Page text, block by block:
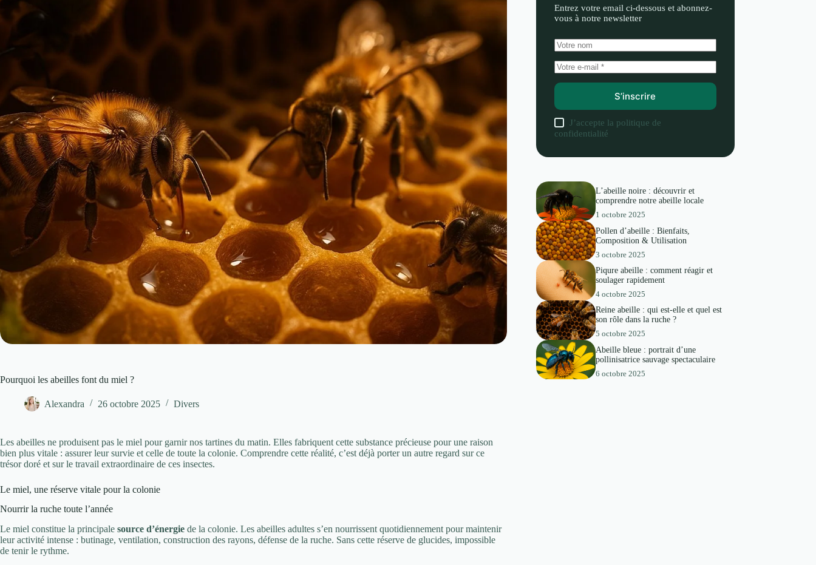
Pourquoi les abeilles font du miel ?
Alexandra 26 octobre 2025 Divers
Les abeilles ne produisent pas le miel pour garnir nos tartines du matin. Elles fabriquent cette substance précieuse pour une raison
bien plus vitale : assurer leur survie et celle de toute la colonie. Comprendre cette réalité, c’est déjà porter un autre regard sur ce
trésor doré et sur le travail extraordinaire de ces insectes.
Le miel, une réserve vitale pour la colonie
Nourrir la ruche toute l’année
Le miel constitue la principale source d’énergie de la colonie. Les abeilles adultes s’en nourrissent quotidiennement pour maintenir
leur activité intense : butinage, ventilation, construction des rayons, défense de la ruche. Sans cette réserve de glucides, impossible
de tenir le rythme.
Entrez votre email ci-dessous et abonnez-
vous à notre newsletter
S’inscrire
J’accepte la politique de
confidentialité
L’abeille noire : découvrir et
comprendre notre abeille locale
1 octobre 2025
Pollen d’abeille : Bienfaits,
Composition & Utilisation
3 octobre 2025
Piqure abeille : comment réagir et
soulager rapidement
4 octobre 2025
Reine abeille : qui est-elle et quel est
son rôle dans la ruche ?
5 octobre 2025
Abeille bleue : portrait d’une
pollinisatrice sauvage spectaculaire
6 octobre 2025